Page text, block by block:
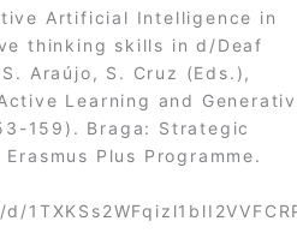
Artificial Intelligence in
thinking skills in d/Deaf
Araújo, S. Cruz (Eds.),
Learning and
159). Braga: Strategic
Plus Programme.